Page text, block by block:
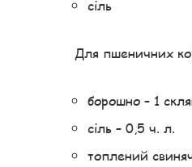
сіль
Для пшеничних
борошно – 1
сіль – 0,5 ч. л.
топлений